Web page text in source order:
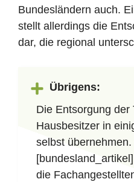
Bundesländern auch.
stellt allerdings die
dar, die regional
Übrigens:
Die Entsorgung der
Hausbesitzer in
selbst
die